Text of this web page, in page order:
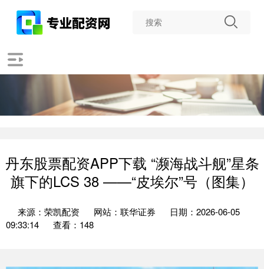
丹东股票配资APP下载 “濒海战斗舰”星条
旗下的LCS 38 ——“皮埃尔”号（图集）
来源：荣凯配资 网站：联华证券
日期：2026-06-05
09:33:14
查看：148